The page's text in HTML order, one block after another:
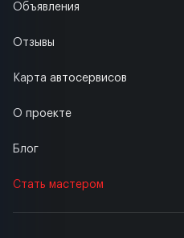
Объявления
Отзывы
Карта автосервисов
О проекте
Блог
Стать мастером